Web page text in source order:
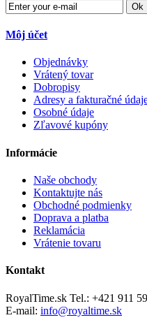
Ok
Môj účet
Objednávky
Vrátený tovar
Dobropisy
Adresy a fakturačné
Osobné údaje
Zľavové kupóny
Informácie
Naše obchody
Kontaktujte nás
Obchodné podmienky
Doprava a platba
Reklamácia
Vrátenie tovaru
Kontakt
RoyalTime.sk Tel.: +421 911
E-mail: info@royaltime.sk